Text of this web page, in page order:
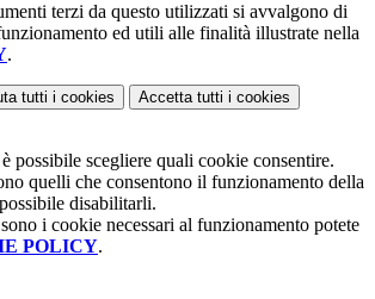
terzi da questo utilizzati si avvalgono di
ed utili alle finalità illustrate nella
.
tutti i cookies Accetta tutti i cookies
possibile scegliere quali cookie consentire.
quelli che consentono il funzionamento della
disabilitarli.
i cookie necessari al funzionamento potete
POLICY.